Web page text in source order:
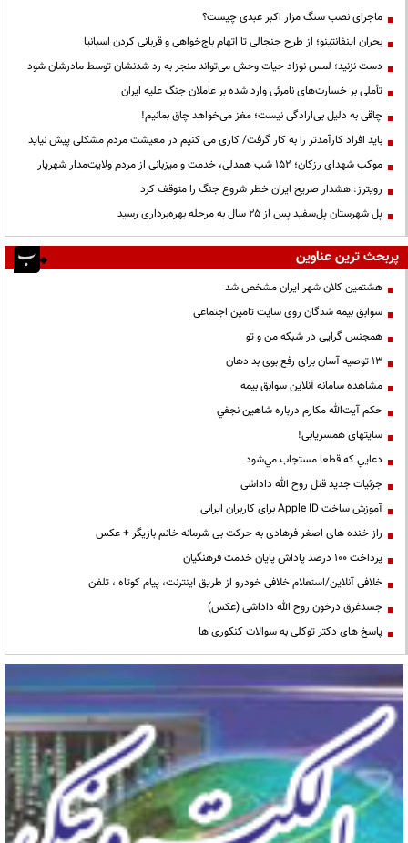
ماجرای نصب سنگ مزار اکبر عبدی چیست؟
بحران اینفانتینو؛ از طرح جنجالی تا اتهام باج‌خواهی و قربانی کردن اسپانیا
دست نزنید؛ لمس نوزاد حیات وحش می‌تواند منجر به رد شدنشان توسط مادرشان شود
تأملی بر خسارت‌های نامرئی وارد شده بر عاملان جنگ علیه ایران
چاقی به دلیل بی‌ارادگی نیست؛ مغز می‌خواهد چاق بمانیم!
باید افراد کارآمدتر را به کار گرفت/ کاری می کنیم در معیشت مردم مشکلی پیش نیاید
موکب شهدای رزکان؛ ۱۵۲ شب همدلی، خدمت و میزبانی از مردم ولایت‌مدار شهریار
رویترز: هشدار صریح ایران خطر شروع جنگ را متوقف کرد
پل شهرستان پل‌سفید پس از ۲۵ سال به مرحله بهره‌برداری رسید
پربحث ترین عناوین
هشتمین کلان شهر ایران مشخص شد
سوابق بیمه شدگان روی سایت تامین اجتماعی
همجنس گرایی در شبکه من و تو
13 توصیه آسان برای رفع بوی بد دهان
مشاهده سامانه آنلاين سوابق بیمه
حكم آيت‌الله مكارم درباره شاهين نجفي
سایتهای همسریابی!
دعايي كه قطعا مستجاب مي‌شود
جزئیات جدید قتل روح الله داداشی
آموزش ساخت Apple ID برای کاربران ایرانی
راز خنده های اصغر فرهادی به حرکت بی شرمانه خانم بازیگر + عکس
پرداخت ۱۰۰ درصد پاداش پایان خدمت فرهنگیان
خلافی آنلاین/استعلام خلافی خودرو از طریق اینترنت، پیام کوتاه ، تلفن
جسدغرق درخون روح الله داداشی (عکس)
پاسخ های دکتر توکلی به سوالات کنکوری ها